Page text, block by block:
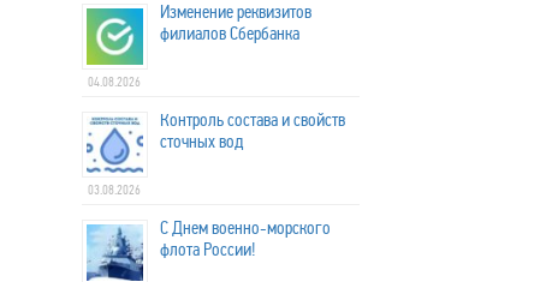
Изменение реквизитов
филиалов Сбербанка
04.08.2026
Контроль состава и свойств
сточных вод
03.08.2026
С Днем военно-морского
флота России!